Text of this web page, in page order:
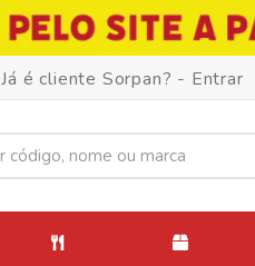
Já é cliente Sorpan? - Entrar